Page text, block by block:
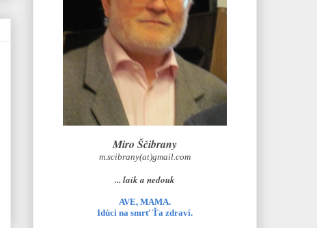
Miro Ščibrany
m.scibrany(at)gmail.com
... laik a nedouk
AVE, MAMA.
Idúci na smrť Ťa zdraví.